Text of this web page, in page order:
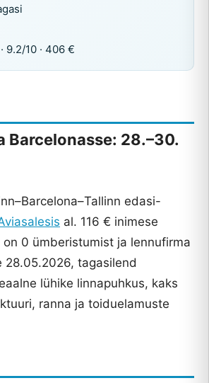
· 9.2/10 · 406 €
Barcelonasse: 28.–30.
edasi-
al. 116 € inimese
0 ümberistumist ja lennufirma
28.05.2026, tagasilend
lühike linnapuhkus, kaks
ranna ja toiduelamuste